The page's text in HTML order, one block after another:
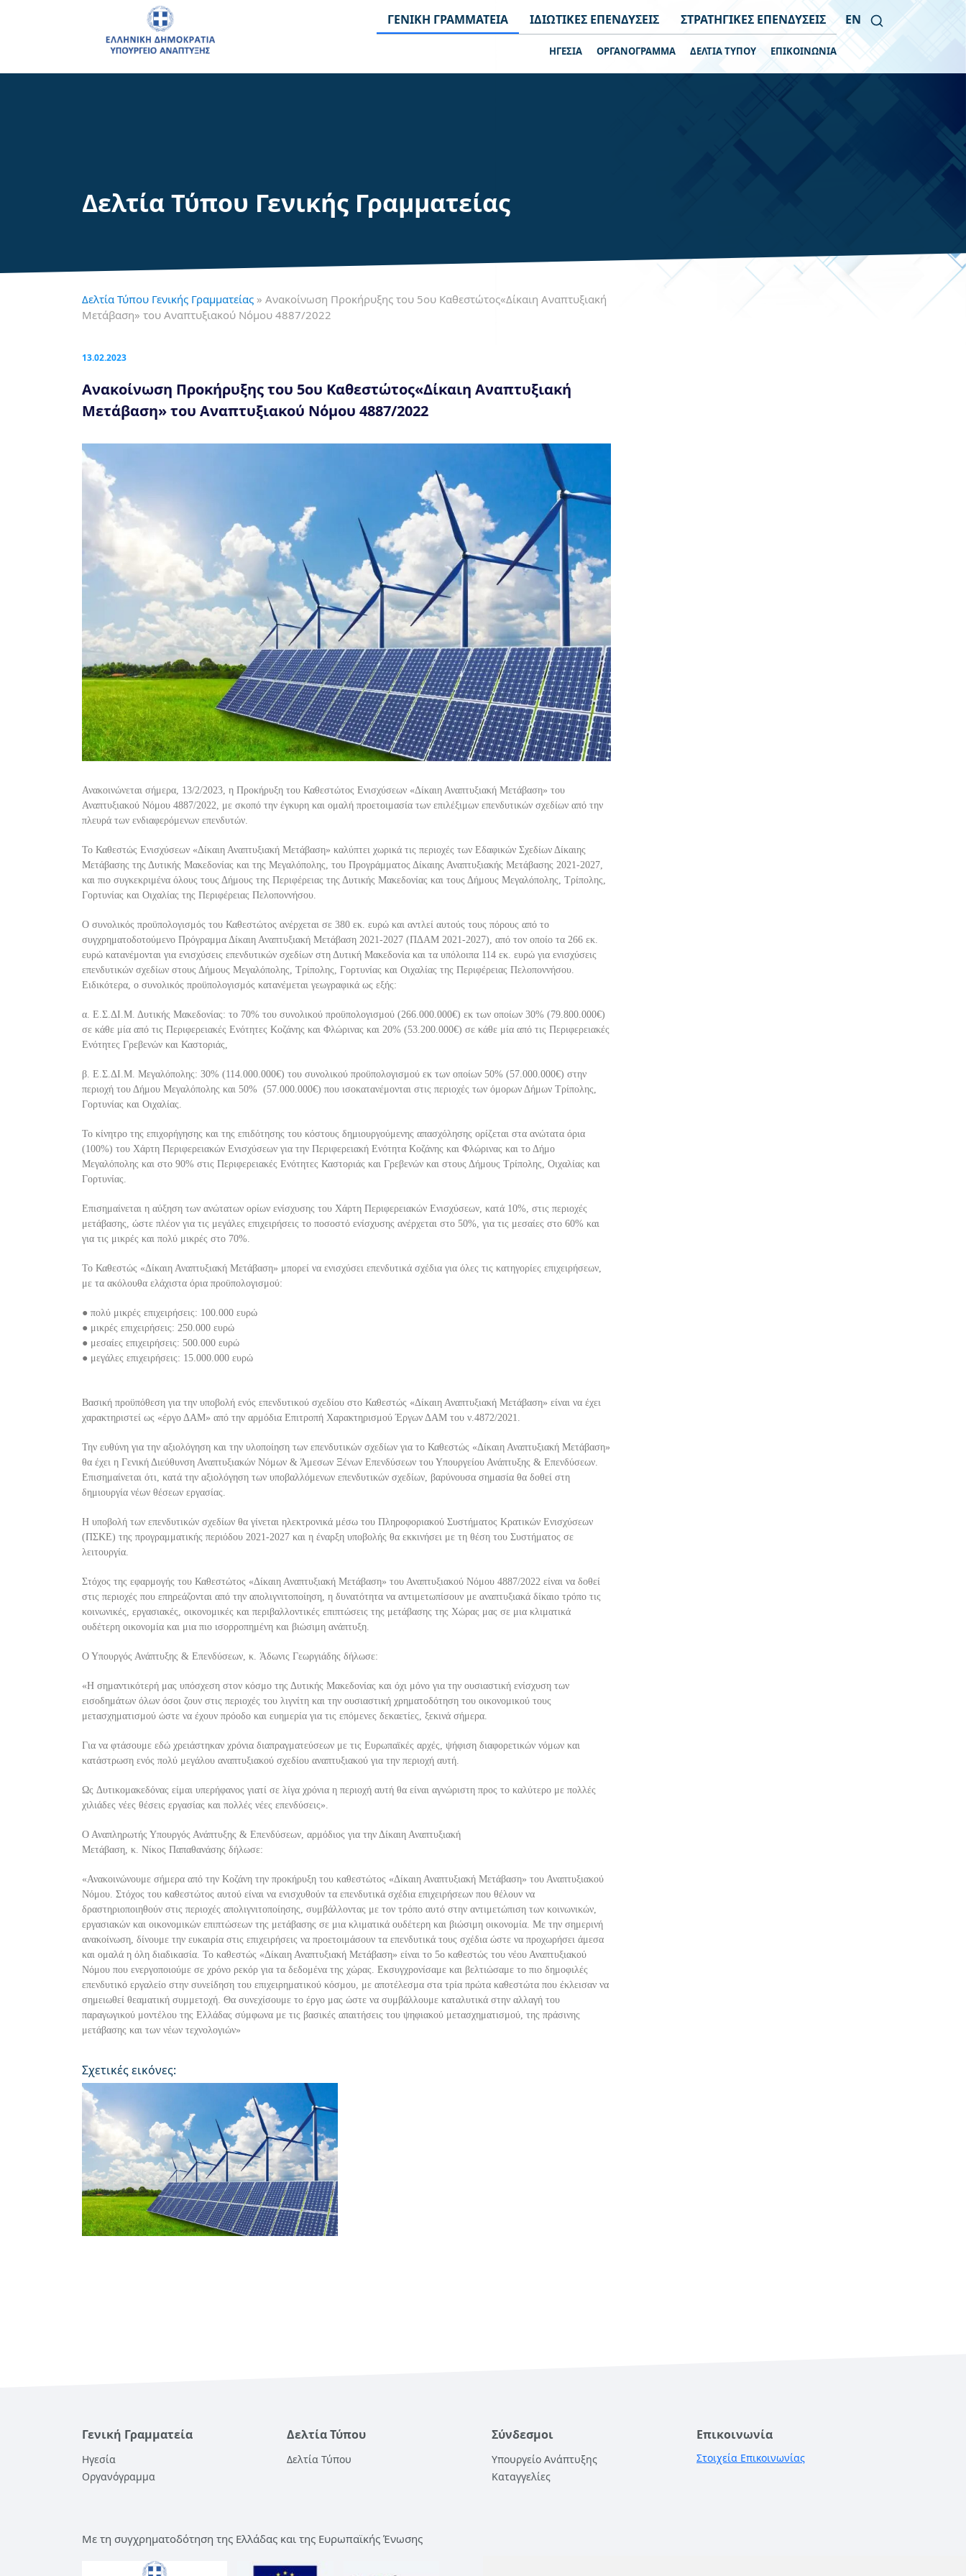
ΓΕΝΙΚΗ ΓΡΑΜΜΑΤΕΙΑ
ΗΓΕΣΙΑ ΟΡΓΑΝΟΓΡΑΜΜΑ ΔΕΛΤΙΑ ΤΥΠΟΥ ΕΠΙΚΟΙΝΩΝΙΑ
ΙΔΙΩΤΙΚΕΣ ΕΠΕΝΔΥΣΕΙΣ ΣΤΡΑΤΗΓΙΚΕΣ ΕΠΕΝΔΥΣΕΙΣ EN
Δελτία Τύπου Γενικής Γραμματείας
Δελτία Τύπου Γενικής Γραμματείας » Ανακοίνωση Προκήρυξης του 5ου Καθεστώτος«Δίκαιη Αναπτυξιακή
Μετάβαση» του Αναπτυξιακού Νόμου 4887/2022
13.02.2023
Ανακοίνωση Προκήρυξης του 5ου Καθεστώτος«Δίκαιη Αναπτυξιακή
Μετάβαση» του Αναπτυξιακού Νόμου 4887/2022
Ανακοινώνεται σήμερα, 13/2/2023, η Προκήρυξη του Καθεστώτος Ενισχύσεων «Δίκαιη Αναπτυξιακή Μετάβαση» του
Αναπτυξιακού Νόμου 4887/2022, με σκοπό την έγκυρη και ομαλή προετοιμασία των επιλέξιμων επενδυτικών σχεδίων από την
πλευρά των ενδιαφερόμενων επενδυτών
Το Καθεστώς Ενισχύσεων «Δίκαιη Αναπτυξιακή Μετάβαση» καλύπτει χωρικά τις περιοχές των Εδαφικών Σχεδίων Δίκαιης
Μετάβασης της Δυτικής Μακεδονίας και της Μεγαλόπολης, του Προγράμματος Δίκαιης Αναπτυξιακής Μετάβασης 2021-2027,
και πιο συγκεκριμένα όλους τους Δήμους της Περιφέρειας της Δυτικής Μακεδονίας και τους Δήμους Μεγαλόπολης, Τρίπολης,
Γορτυνίας και Οιχαλίας της Περιφέρειας Πελοποννήσου.
Ο συνολικός προϋπολογισμός του Καθεστώτος ανέρχεται σε 380 εκ. ευρώ και αντλεί αυτούς τους πόρους από το
συγχρηματοδοτούμενο Πρόγραμμα Δίκαιη Αναπτυξιακή Μετάβαση 2021-2027 (ΠΔΑΜ 2021-2027), από τον οποίο τα 266 εκ.
ευρώ κατανέμονται για ενισχύσεις επενδυτικών σχεδίων στη Δυτική Μακεδονία και τα υπόλοιπα 114 εκ. ευρώ για ενισχύσεις
επενδυτικών σχεδίων στους Δήμους Μεγαλόπολης, Τρίπολης, Γορτυνίας και Οιχαλίας της Περιφέρειας Πελοποννήσου.
Ειδικότερα, ο συνολικός προϋπολογισμός κατανέμεται γεωγραφικά ως εξής:
α. Ε.Σ.ΔΙ.Μ. Δυτικής Μακεδονίας: το 70% του συνολικού προϋπολογισμού (266.000.000€) εκ των οποίων 30% (79.800.000€)
σε κάθε μία από τις Περιφερειακές Ενότητες Κοζάνης και Φλώρινας και 20% (53.200.000€) σε κάθε μία από τις Περιφερειακές
Ενότητες Γρεβενών και Καστοριάς,
β. Ε.Σ.ΔΙ.Μ. Μεγαλόπολης: 30% (114.000.000€) του συνολικού προϋπολογισμού εκ των οποίων 50% (57.000.000€) στην
περιοχή του Δήμου Μεγαλόπολης και 50% (57.000.000€) που ισοκατανέμονται στις περιοχές των όμορων Δήμων Τρίπολης,
Γορτυνίας και Οιχαλίας.
Το κίνητρο της επιχορήγησης και της επιδότησης του κόστους δημιουργούμενης απασχόλησης ορίζεται στα ανώτατα όρια
(100%) του Χάρτη Περιφερειακών Ενισχύσεων για την Περιφερειακή Ενότητα Κοζάνης και Φλώρινας και το Δήμο
Μεγαλόπολης και στο 90% στις Περιφερειακές Ενότητες Καστοριάς και Γρεβενών και στους Δήμους Τρίπολης, Οιχαλίας και
Γορτυνίας.
Επισημαίνεται η αύξηση των ανώτατων ορίων ενίσχυσης του Χάρτη Περιφερειακών Ενισχύσεων, κατά 10%, στις περιοχές
μετάβασης, ώστε πλέον για τις μεγάλες επιχειρήσεις το ποσοστό ενίσχυσης ανέρχεται στο 50%, για τις μεσαίες στο 60% και
για τις μικρές και πολύ μικρές στο 70%.
Το Καθεστώς «Δίκαιη Αναπτυξιακή Μετάβαση» μπορεί να ενισχύσει επενδυτικά σχέδια για όλες τις κατηγορίες επιχειρήσεων,
με τα ακόλουθα ελάχιστα όρια προϋπολογισμού:
● πολύ μικρές επιχειρήσεις: 100.000 ευρώ
● μικρές επιχειρήσεις: 250.000 ευρώ
● μεσαίες επιχειρήσεις: 500.000 ευρώ
● μεγάλες επιχειρήσεις: 15.000.000 ευρώ
Βασική προϋπόθεση για την υποβολή ενός επενδυτικού σχεδίου στο Καθεστώς «Δίκαιη Αναπτυξιακή Μετάβαση» είναι να έχει
χαρακτηριστεί ως «έργο ΔΑΜ» από την αρμόδια Επιτροπή Χαρακτηρισμού Έργων ΔΑΜ του ν.4872/2021.
Την ευθύνη για την αξιολόγηση και την υλοποίηση των επενδυτικών σχεδίων για το Καθεστώς «Δίκαιη Αναπτυξιακή Μετάβαση»
θα έχει η Γενική Διεύθυνση Αναπτυξιακών Νόμων & Άμεσων Ξένων Επενδύσεων του Υπουργείου Ανάπτυξης & Επενδύσεων.
Επισημαίνεται ότι, κατά την αξιολόγηση των υποβαλλόμενων επενδυτικών σχεδίων, βαρύνουσα σημασία θα δοθεί στη
δημιουργία νέων θέσεων εργασίας.
Η υποβολή των επενδυτικών σχεδίων θα γίνεται ηλεκτρονικά μέσω του Πληροφοριακού Συστήματος Κρατικών Ενισχύσεων
(ΠΣΚΕ) της προγραμματικής περιόδου 2021-2027 και η έναρξη υποβολής θα εκκινήσει με τη θέση του Συστήματος σε
λειτουργία.
Στόχος της εφαρμογής του Καθεστώτος «Δίκαιη Αναπτυξιακή Μετάβαση» του Αναπτυξιακού Νόμου 4887/2022 είναι να δοθεί
στις περιοχές που επηρεάζονται από την απολιγνιτοποίηση , η δυνατότητα να αντιμετωπίσουν με αναπτυξιακά δίκαιο τρόπο τις
κοινωνικές, εργασιακές , οικονομικές και περιβαλλοντικές επιπτώσεις της μετάβασης της Χώρας μας σε μια κλιματικά
ουδέτερη οικονομία και μια πιο ισορροπημένη και βιώσιμη ανάπτυξη.
Ο Υπουργός Ανάπτυξης & Επενδύσεων κ. Άδωνις Γεωργιάδης δήλωσε:
«Η σημαντικότερή μας υπόσχεση στον κόσμο της Δυτικής Μακεδονίας και όχι μόνο για την ουσιαστική ενίσχυση των
εισοδημάτων όλων όσοι ζουν στις περιοχές του λιγνίτη και την ουσιαστική χρηματοδότηση του οικονομικού τους
μετασχηματισμού ώστε να έχουν πρόοδο και ευημερία για τις επόμενες δεκαετίες, ξεκινά σήμερα.
Για να φτάσουμε εδώ χρειάστηκαν χρόνια διαπραγματεύσεων με τις Ευρωπαϊκές αρχές, ψήφιση διαφορετικών νόμων και
κατάστρωση ενός πολύ μεγάλου αναπτυξιακού σχεδίου αναπτυξιακού για την περιοχή αυτή.
Ως Δυτικομακεδόνας είμαι υπερήφανος γιατί σε λίγα χρόνια η περιοχή αυτή θα είναι αγνώριστη προς το καλύτερο με πολλές
χιλιάδες νέες θέσεις εργασίας και πολλές νέες επενδύσεις»
Ο Αναπληρωτής Υπουργός Ανάπτυξης & Επενδύσεων, αρμόδιος για την Δίκαιη Αναπτυξιακή
Μετάβαση κ. Νίκος Παπαθανάσης δήλωσε:
«Ανακοινώνουμε σήμερα από την Κοζάνη την προκήρυξη του καθεστώτος «Δίκαιη Αναπτυξιακή Μετάβαση» του Αναπτυξιακού
Νόμου. Στόχος του καθεστώτος αυτού είναι να ενισχυθούν τα επενδυτικά σχέδια επιχειρήσεων που θέλουν να
δραστηριοποιηθούν στις περιοχές απολιγνιτοποίησης , συμβάλλοντας με τον τρόπο αυτό στην αντιμετώπιση των κοινωνικών,
εργασιακών και οικονομικών επιπτώσεων της μετάβασης σε μια κλιματικά ουδέτερη και βιώσιμη οικονομία. Με την σημερινή
ανακοίνωση, δίνουμε την ευκαιρία στις επιχειρήσεις να προετοιμάσουν τα επενδυτικά τους σχέδια ώστε να προχωρήσει άμεσα
και ομαλά η όλη διαδικασία. Το καθεστώς «Δίκαιη Αναπτυξιακή Μετάβαση» είναι το 5ο καθεστώς του νέου Αναπτυξιακού
Νόμου που ενεργοποιούμε σε χρόνο ρεκόρ για τα δεδομένα της χώρας. Εκσυγχρονίσαμε και βελτιώσαμε το πιο δημοφιλές
επενδυτικό εργαλείο στην συνείδηση του επιχειρηματικού κόσμου, με αποτέλεσμα στα τρία πρώτα καθεστώτα που έκλεισαν να
σημειωθεί θεαματική συμμετοχή. Θα συνεχίσουμε το έργο μας ώστε να συμβάλλουμε καταλυτικά στην αλλαγή του
παραγωγικού μοντέλου της Ελλάδας σύμφωνα με τις βασικές απαιτήσεις του ψηφιακού μετασχηματισμού, της πράσινης
μετάβασης και των νέων τεχνολογιών»
Σχετικές εικόνες:
Γενική Γραμματεία
Ηγεσία
Οργανόγραμμα
Δελτία Τύπου
Δελτία Τύπου
Σύνδεσμοι
Υπουργείο Ανάπτυξης
Καταγγελίες
Επικοινωνία
Στοιχεία Επικοινωνίας
Με τη συγχρηματοδότηση της Ελλάδας και της Ευρωπαϊκής Ένωσης